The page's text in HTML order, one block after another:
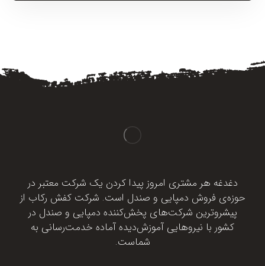
دغدغه هر مشتری امروز پیدا کردن یک شرکت معتبر در
حوزه‌ی فروش دمپایی و صندل است. شرکت کفش رکاب از
پیشروترین شرکت‌های پخش‌کننده دمپایی و صندل در
کشور با نیروهایی آموزش‌دیده آماده خدمت‌رسانی به
شماست.